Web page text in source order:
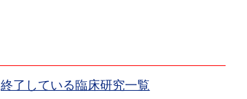
終了している臨床研究一覧